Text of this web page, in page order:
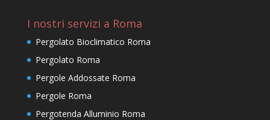
I nostri servizi a Roma
Pergolato Bioclimatico Roma
Pergolato Roma
Pergole Addossate Roma
Pergole Roma
Pergotenda Alluminio Roma